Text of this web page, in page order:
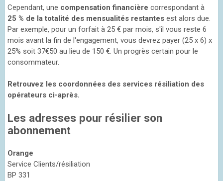
Cependant, une compensation financière correspondant à
25 % de la totalité des mensualités restantes est alors due.
Par exemple, pour un forfait à 25 € par mois, s'il vous reste 6
mois avant la fin de l'engagement, vous devrez payer (25 x 6) x
25% soit 37€50 au lieu de 150 €. Un progrès certain pour le
consommateur.
Retrouvez les coordonnées des services résiliation des
opérateurs ci-après.
Les adresses pour résilier son
abonnement
Orange
Service Clients/résiliation
BP 331